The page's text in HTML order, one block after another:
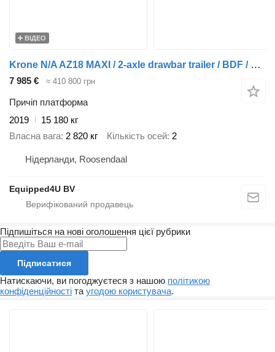
ВІДЕО
Krone N/A AZ18 MAXI / 2-axle drawbar trailer / BDF / NL-trailer / 3x a
7 985 € ≈ 410 800 грн
Причіп платформа
2019
15 180 кг
Власна вага 2 820 кг Кількість осей 2
Нідерланди, Roosendaal
Equipped4U BV
Підпишіться на нові оголошення цієї рубрики
Підписатися
Натискаючи, ви погоджуєтеся з нашою політикою
конфіденційності та угодою користувача.